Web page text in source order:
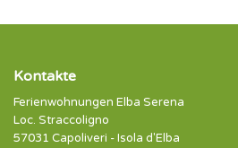
Kontakte
Ferienwohnungen Elba Serena
Loc. Straccoligno
57031 Capoliveri - Isola d'Elba